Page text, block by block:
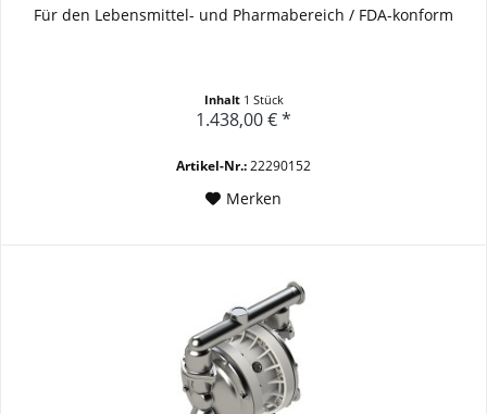
Für den Lebensmittel- und Pharmabereich / FDA-konform
Inhalt 1 Stück
1.438,00 € *
Artikel-Nr.:22290152
Merken